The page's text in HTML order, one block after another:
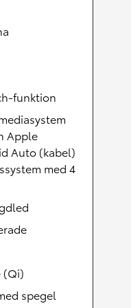
funktion
Apple
Auto (kabel)
med 4
(Qi)
spegel